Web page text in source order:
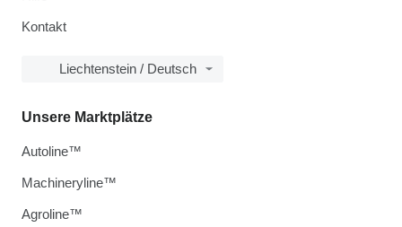
Kontakt
Liechtenstein / Deutsch
Unsere Marktplätze
Autoline™
Machineryline™
Agroline™